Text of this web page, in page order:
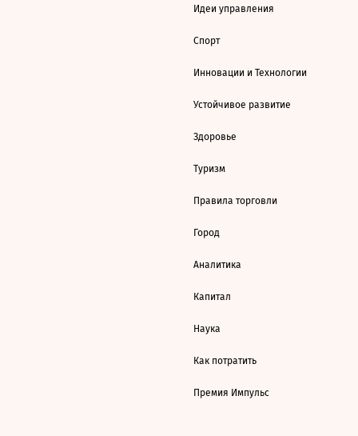
Идеи управления
Спорт
Инновации и Технологии
Устойчивое развитие
Здоровье
Туризм
Правила торговли
Город
Аналитика
Капитал
Наука
Как потратить
Премия Импульс